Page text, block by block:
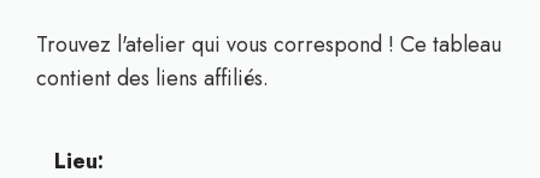
Trouvez l'atelier qui vous correspond ! Ce tableau
contient des liens affiliés.
Lieu: